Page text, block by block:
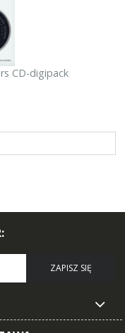
CD-digipack
ZAPISZ SIĘ